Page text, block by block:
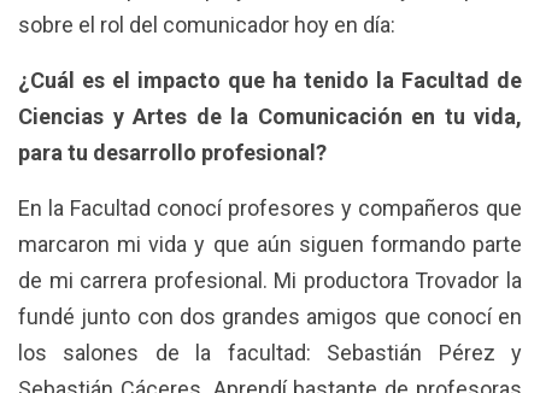
sobre el rol del comunicador hoy en día:
¿Cuál es el impacto que ha tenido la Facultad de
Ciencias y Artes de la Comunicación en tu vida,
para tu desarrollo profesional?
En la Facultad conocí profesores y compañeros que
marcaron mi vida y que aún siguen formando parte
de mi carrera profesional. Mi productora Trovador la
fundé junto con dos grandes amigos que conocí en
los salones de la facultad: Sebastián Pérez y